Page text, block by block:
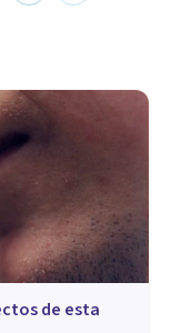
de esta